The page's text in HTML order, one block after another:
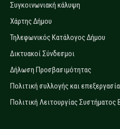
Συγκοινωνιακή κάλυψη
Χάρτης Δήμου
Τηλεφωνικός Κατάλογος Δήμου
Δικτυακοί Σύνδεσμοι
Δήλωση Προσβασιμότητας
Πολιτική συλλογής και
Πολιτική Λειτουργίας Συστήματος